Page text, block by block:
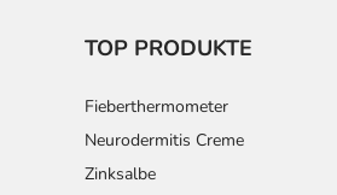
TOP PRODUKTE
Fieberthermometer
Neurodermitis Creme
Zinksalbe